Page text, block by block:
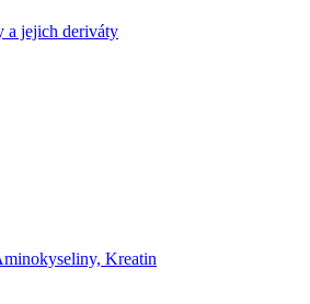
a jejich deriváty
Kreatin